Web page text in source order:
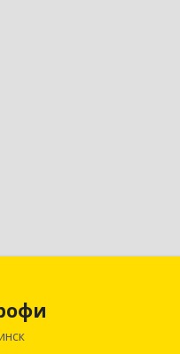
Сахалинская обл, город
Сахалинск г.о., Южно-